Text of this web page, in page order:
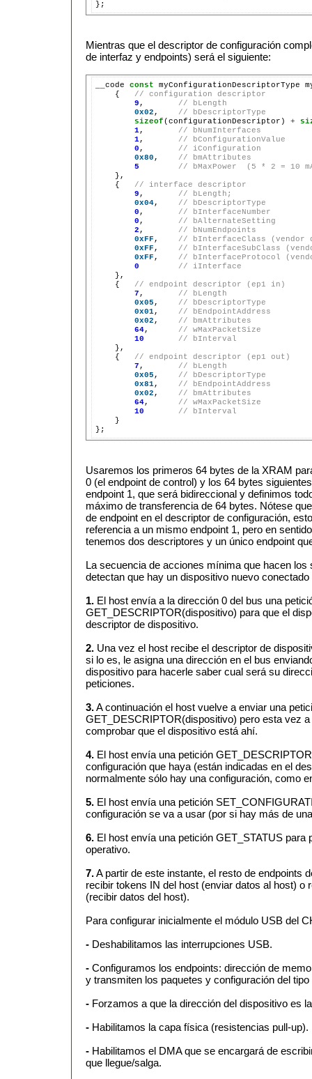
Mientras que el descriptor de configuración
de interfaz y endpoints) será el siguiente:
__code const myConfigurationDescriptorType
    {
// configuration descriptor
9 ,
// bLength
0x02 ,
// bDescriptorType
sizeof(configurationDescriptor) +
1,
// bNumInterfaces
1,
// bConfigurationValue
0 ,
// iConfiguration
0x80 ,
// bmAttributes
5
// bMaxPower  (5 * 2 = 10
    },
    {
// interface descriptor
9 ,
// bLength;
0x04,
// bDescriptorType
0 ,
// bInterfaceNumber
0 ,
// bAlternateSetting
2 ,
// bNumEndpoints
0xFF ,
// bInterfaceClass (vendor
0xFF ,
// bInterfaceSubClass
0xFF ,
// bInterfaceProtocol
0
// iInterface
    },
    {
// endpoint descriptor (ep1 in)
7 ,
// bLength
0x05 ,
// bDescriptorType
0x01,
// bEndpointAddress
0x02 ,
// bmAttributes
64,
// wMaxPacketSize
10
// bInterval
    },
    {
// endpoint descriptor (ep1 out)
7 ,
// bLength
0x05 ,
// bDescriptorType
0x81,
// bEndpointAddress
0x02 ,
// bmAttributes
64,
// wMaxPacketSize
10
// bInterval
    }
Usaremos los primeros 64 bytes de la XRAM
0 (el endpoint de control) y los 64 bytes
endpoint 1, que será bidireccional y definimos
máximo de transferencia de 64 bytes. Nótese
de endpoint en el descriptor de configuración,
referencia a un mismo endpoint 1, pero en
tenemos dos descriptores y un único endpoint
La secuencia de acciones mínima que hacen
detectan que hay un dispositivo nuevo
1. El host envía a la dirección 0 del bus una
GET_DESCRIPTOR(dispositivo) para que el
descriptor de dispositivo.
2. Una vez el host recibe el descriptor de
si lo es, le asigna una dirección en el bus
dispositivo para hacerle saber cual será su
peticiones.
3.A continuación el host vuelve a enviar una
GET_DESCRIPTOR(dispositivo) pero esta vez
comprobar que el dispositivo está ahí.
4. El host envía una petición
configuración que haya (están indicadas en el
normalmente sólo hay una configuración, como
5. El host envía una petición
configuración se va a usar (por si hay más de
6. El host envía una petición GET_STATUS para
operativo.
7.A partir de este instante, el resto de endpoints
recibir tokens IN del host (enviar datos al host) o
(recibir datos del host).
Para configurar inicialmente el módulo USB del
- Deshabilitamos las interrupciones USB.
- Configuramos los endpoints: dirección de
y transmiten los paquetes y configuración del tipo
- Forzamos a que la dirección del dispositivo es
- Habilitamos la capa física (resistencias pull-up).
- Habilitamos el DMA que se encargará de
que llegue/salga.